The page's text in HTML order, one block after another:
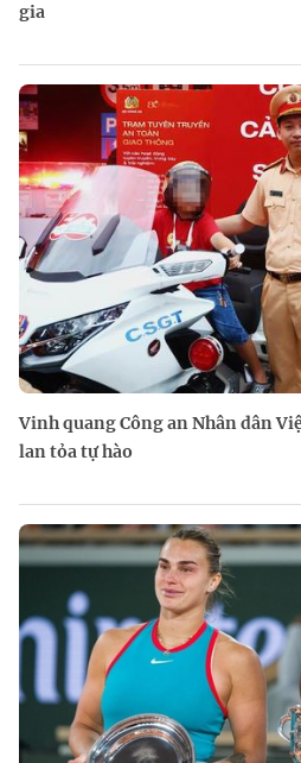
gia
Vinh quang Công an Nhân dân
lan tỏa tự hào